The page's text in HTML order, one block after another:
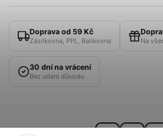
Doprava od 59 Kč
Zásilkovna, PPL, Balíkovna Na
30 dní na vrácení
Bez udání důvodu